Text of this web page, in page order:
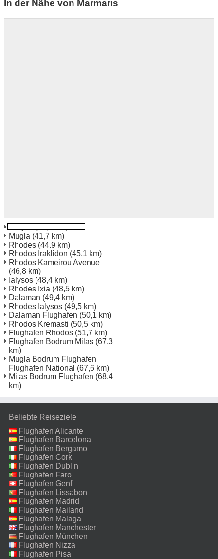
In der Nähe von Marmaris
Mugla (41,7 km)
Rhodes (44,9 km)
Rhodos Iraklidon (45,1 km)
Rhodos Kameirou Avenue
(46,8 km)
Ialysos (48,4 km)
Rhodes Ixia (48,5 km)
Dalaman (49,4 km)
Rhodes Ialysos (49,5 km)
Dalaman Flughafen (50,1 km)
Rhodos Kremasti (50,5 km)
Flughafen Rhodos (51,7 km)
Flughafen Bodrum Milas (67,3
km)
Mugla Bodrum Flughafen
Flughafen National (67,6 km)
Milas Bodrum Flughafen (68,4
km)
Beliebte Reiseziele
Flughafen Alicante
Flughafen Barcelona
Flughafen Bergamo
Flughafen Cork
Flughafen Dublin
Flughafen Faro
Flughafen Genf
Flughafen Lissabon
Flughafen Madrid
Flughafen Mailand
Malpensa
Flughafen Malaga
Flughafen Manchester
Flughafen München
Flughafen Nizza
Flughafen Pisa